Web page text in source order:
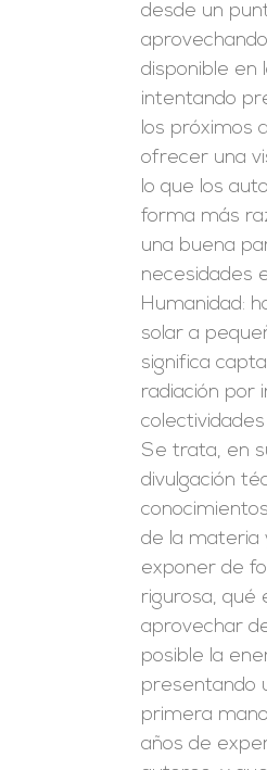
desde un
disponible en
intentando
los próximos
ofrecer una
lo que los
forma más
una buena
necesidades
Humanidad:
solar a
significa
radiación por
Se trata, en
divulgación
de la materia
exponer de
rigurosa, qué
aprovechar
posible la
presentando
primera
años de